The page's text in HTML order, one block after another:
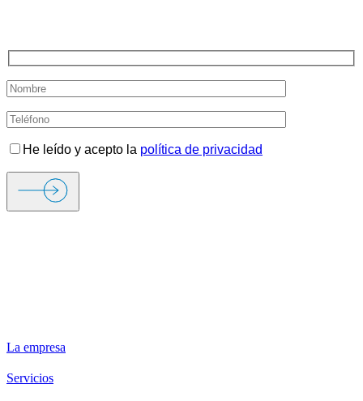
He leído y acepto la política de privacidad
La empresa
Servicios